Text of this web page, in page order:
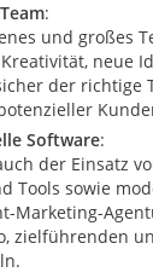
:
und großes
neue
der richtige
Software:
der Einsatz
Tools sowie
Marketing-
zielführenden